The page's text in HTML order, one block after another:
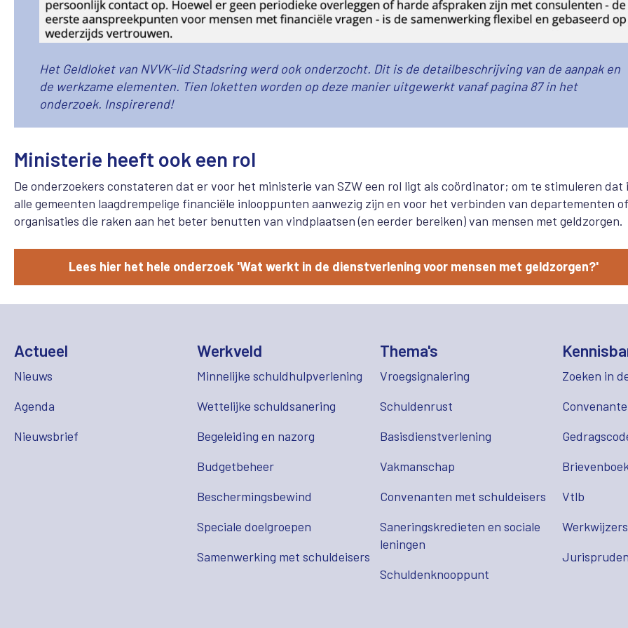
Het Geldloket van NVVK-lid Stadsring werd ook onderzocht. Dit is de detailbeschrijving van de aanpak en
de werkzame elementen. Tien loketten worden op deze manier uitgewerkt vanaf pagina 87 in het
onderzoek. Inspirerend!
Ministerie heeft ook een rol
De onderzoekers constateren dat er voor het ministerie van SZW een rol ligt als coördinator; om te stimuleren dat
alle gemeenten laagdrempelige financiële inlooppunten aanwezig zijn en voor het verbinden van departementen of
organisaties die raken aan het beter benutten van vindplaatsen (en eerder bereiken) van mensen met geldzorgen.
Lees hier het hele onderzoek 'Wat werkt in de dienstverlening voor mensen met geldzorgen?'
Actueel
Nieuws
Agenda
Nieuwsbrief
Werkveld
Minnelijke schuldhulpverlening
Wettelijke schuldsanering
Begeleiding en nazorg
Budgetbeheer
Beschermingsbewind
Speciale doelgroepen
Samenwerking met schuldeisers
Thema's
Vroegsignalering
Schuldenrust
Basisdienstverlening
Vakmanschap
Convenanten met schuldeisers
Saneringskredieten en sociale
leningen
Schuldenknooppunt
Zoeken in
Vtlb
Werkwijzers